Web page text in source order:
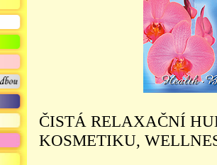
ČISTÁ RELAXAČNÍ
KOSMETIKU,